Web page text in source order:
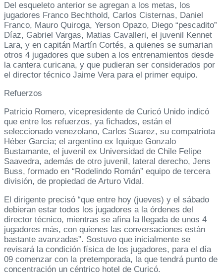
Del esqueleto anterior se agregan a los metas, los
jugadores Franco Bechthold, Carlos Cisternas, Daniel
Franco, Mauro Quiroga, Yerson Opazo, Diego “pescadito”
Díaz, Gabriel Vargas, Matias Cavalleri, el juvenil Kennet
Lara, y en capitán Martín Cortés, a quienes se sumarian
otros 4 jugadores que suben a los entrenamientos desde
la cantera curicana, y que pudieran ser considerados por
el director técnico Jaime Vera para el primer equipo.
Refuerzos
Patricio Romero, vicepresidente de Curicó Unido indicó
que entre los refuerzos, ya fichados, están el
seleccionado venezolano, Carlos Suarez, su compatriota
Héber García; el argentino ex Iquique Gonzalo
Bustamante, el juvenil ex Universidad de Chile Felipe
Saavedra, además de otro juvenil, lateral derecho, Jens
Buss, formado en “Rodelindo Román” equipo de tercera
división, de propiedad de Arturo Vidal.
El dirigente precisó “que entre hoy (jueves) y el sábado
debieran estar todos los jugadores a la órdenes del
director técnico, mientras se afina la llegada de unos 4
jugadores más, con quienes las conversaciones están
bastante avanzadas”. Sostuvo que inicialmente se
revisará la condición física de los jugadores, para el día
09 comenzar con la pretemporada, la que tendrá punto de
concentración un céntrico hotel de Curicó.